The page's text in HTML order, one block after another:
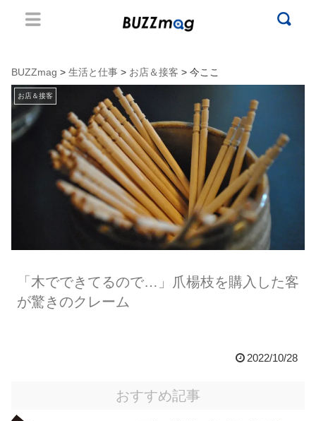
BUZZmag > 生活と仕事 > お店＆接客 > 今ここ
お店＆接客
「木でできてるので…」爪楊枝を購入した客
が驚きのクレーム
2022/10/28
おすすめ記事